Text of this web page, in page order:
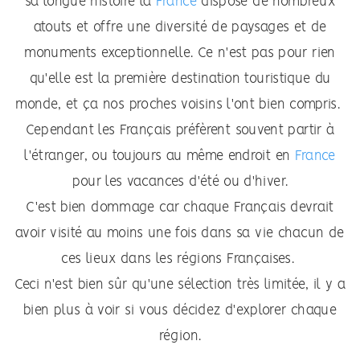
atouts et offre une diversité de paysages et de
monuments exceptionnelle. Ce n'est pas pour rien
qu'elle est la première destination touristique du
monde, et ça nos proches voisins l'ont bien compris.
Cependant les Français préfèrent souvent partir à
l'étranger, ou toujours au même endroit en France
pour les vacances d'été ou d'hiver.
C'est bien dommage car chaque Français devrait
avoir visité au moins une fois dans sa vie chacun de
ces lieux dans les régions Françaises.
Ceci n'est bien sûr qu'une sélection très limitée, il y a
bien plus à voir si vous décidez d'explorer chaque
région.